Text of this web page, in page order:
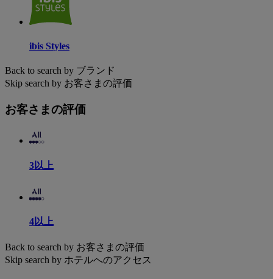
ibis Styles
Back to search by ブランド
Skip search by お客さまの評価
お客さまの評価
3以上
4以上
Back to search by お客さまの評価
Skip search by ホテルへのアクセス